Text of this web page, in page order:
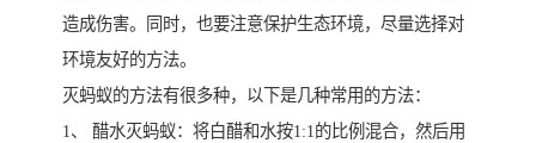
造成伤害。同时，也要注意保护生态环境，尽量选择对
环境友好的方法。
灭蚂蚁的方法有很多种，以下是几种常用的方法：
1、 醋水灭蚂蚁：将白醋和水按1:1的比例混合，然后用